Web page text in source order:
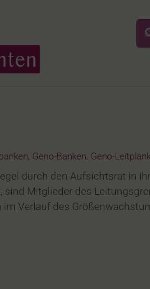
, Geno-Banken, Geno-
durch den Aufsichtsrat in
Mitglieder des
Verlauf des